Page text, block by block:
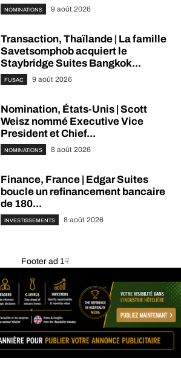
NOMINATIONS 9 août 2026
Transaction, Thaïlande | La famille
Savetsomphob acquiert le
Staybridge Suites Bangkok...
FUSAC 9 août 2026
Nomination, États-Unis | Scott
Weisz nommé Executive Vice
President et Chief...
NOMINATIONS 8 août 2026
Finance, France | Edgar Suites
boucle un refinancement bancaire
de 180...
INVESTISSEMENTS 8 août 2026
Footer ad 1☟